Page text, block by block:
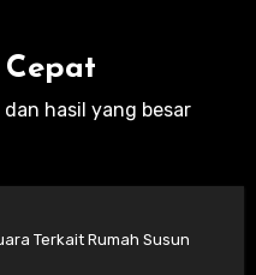
hasil yang besar
Terkait Rumah Susun